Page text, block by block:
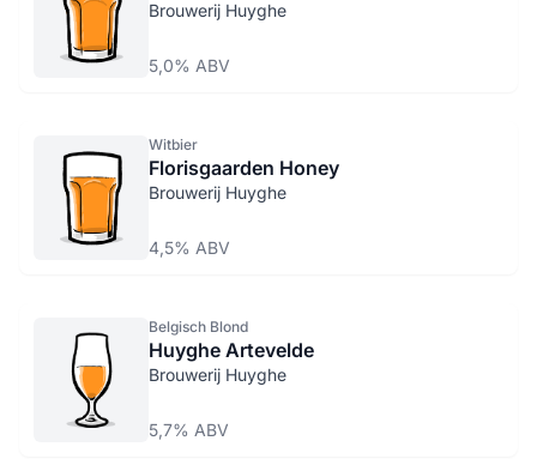
Brouwerij Huyghe
5,0% ABV
Witbier
Florisgaarden Honey
Brouwerij Huyghe
4,5% ABV
Belgisch Blond
Huyghe Artevelde
Brouwerij Huyghe
5,7% ABV